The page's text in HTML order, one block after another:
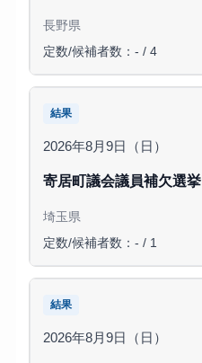
長野県
定数/候補者数：- / 4
結果
2026年8月9日（日）
寄居町議会議員補欠選挙
埼玉県
定数/候補者数：- / 1
結果
2026年8月9日（日）